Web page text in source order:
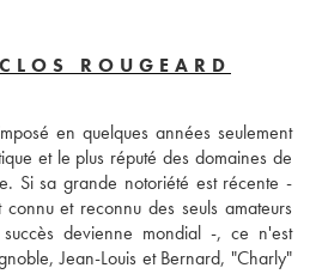
ROUGEARD
en quelques années seulement
et le plus réputé des domaines de
Si sa grande notoriété est récente -
et reconnu des seuls amateurs
devienne mondial -, ce n'est
Jean-Louis et Bernard, "Charly"